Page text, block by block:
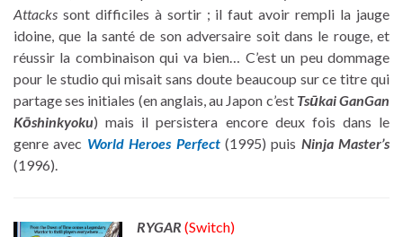
Attacks sont difficiles à sortir ; il faut avoir rempli la jauge
idoine, que la santé de son adversaire soit dans le rouge, et
réussir la combinaison qui va bien… C’est un peu dommage
pour le studio qui misait sans doute beaucoup sur ce titre qui
partage ses initiales (en anglais, au Japon c’est Tsūkai GanGan
Kōshinkyoku) mais il persistera encore deux fois dans le
genre avec World Heroes Perfect(1995) puis Ninja Master’s
(1996).
RYGAR (Switch)